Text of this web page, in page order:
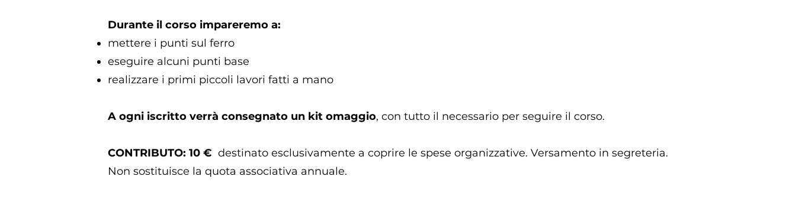
Durante il corso impareremo a:
mettere i punti sul ferro
eseguire alcuni punti base
realizzare i primi piccoli lavori fatti a mano
A ogni iscritto verrà consegnato un kit omaggio, con tutto il necessario per seguire il corso.
CONTRIBUTO: 10 € destinato esclusivamente a coprire le spese organizzative. Versamento in segreteria.
Non sostituisce la quota associativa annuale.